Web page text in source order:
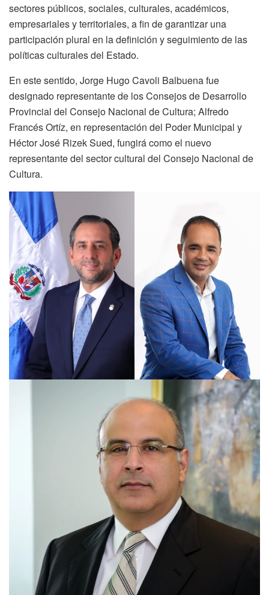
sectores públicos, sociales, culturales, académicos,
empresariales y territoriales, a fin de garantizar una
participación plural en la definición y seguimiento de las
políticas culturales del Estado.
En este sentido, Jorge Hugo Cavoli Balbuena fue
designado representante de los Consejos de Desarrollo
Provincial del Consejo Nacional de Cultura; Alfredo
Francés Ortíz, en representación del Poder Municipal y
Héctor José Rizek Sued, fungirá como el nuevo
representante del sector cultural del Consejo Nacional de
Cultura.